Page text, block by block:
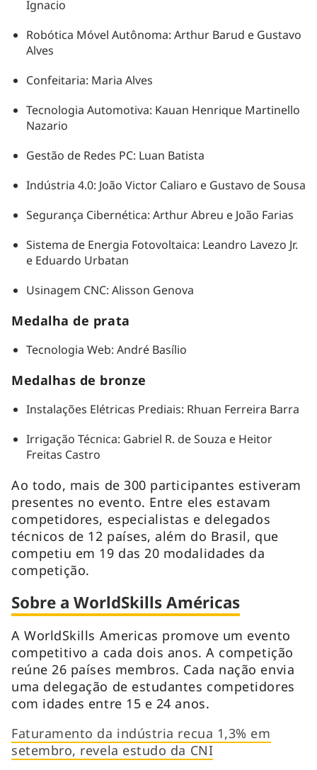
Ignacio
Robótica Móvel Autônoma: Arthur Barud e Gustavo
Alves
Confeitaria: Maria Alves
Tecnologia Automotiva: Kauan Henrique Martinello
Nazario
Gestão de Redes PC: Luan Batista
Indústria 4.0: João Victor Caliaro e Gustavo de Sousa
Segurança Cibernética: Arthur Abreu e João Farias
Sistema de Energia Fotovoltaica: Leandro Lavezo Jr.
e Eduardo Urbatan
Usinagem CNC: Alisson Genova
Medalha de prata
Tecnologia Web: André Basílio
Medalhas de bronze
Instalações Elétricas Prediais: Rhuan Ferreira Barra
Irrigação Técnica: Gabriel R. de Souza e Heitor
Freitas Castro
Ao todo, mais de 300 participantes estiveram
presentes no evento. Entre eles estavam
competidores, especialistas e delegados
técnicos de 12 países, além do Brasil, que
competiu em 19 das 20 modalidades da
competição.
Sobre a WorldSkills Américas
A WorldSkills Americas promove um evento
competitivo a cada dois anos. A competição
reúne 26 países membros. Cada nação envia
uma delegação de estudantes competidores
com idades entre 15 e 24 anos.
Faturamento da indústria recua 1,3% em
setembro, revela estudo da CNI